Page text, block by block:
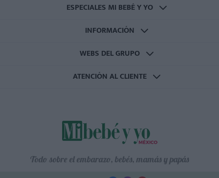
ESPECIALES MI BEBÉ Y YO
INFORMACIÓN
WEBS DEL GRUPO
ATENCIÓN AL CLIENTE
Todo sobre el embarazo, bebés, mamás y papás